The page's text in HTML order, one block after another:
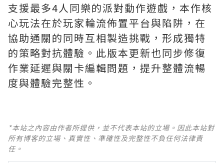
支援最多4人同樂的派對動作遊戲，本作核
心玩法在於玩家輪流佈置平台與陷阱，在
協助通關的同時互相製造挑戰，形成獨特
的策略對抗體驗。此版本更新也同步修復
作業延遲與關卡編輯問題，提升整體流暢
度與體驗完整性。
*本站之內容由作者所提供，並不代表本站的立場。因此本站對
所有博客的立場、真實性、準確性及完整性不負任何法律責
任。